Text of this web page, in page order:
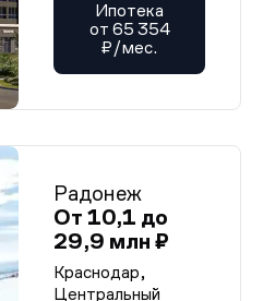
Ипотека
от 65 354
₽/мес.
Радонеж
От 10,1 до
29,9 млн ₽
Краснодар,
Центральный